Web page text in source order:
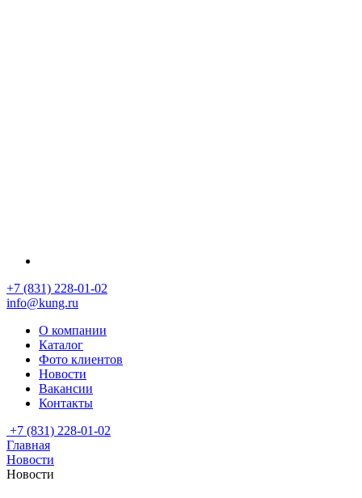
+7 (831) 228-01-02
info@kung.ru
О компании
Каталог
Фото клиентов
Новости
Вакансии
Контакты
+7 (831) 228-01-02
Главная
Новости
Новости